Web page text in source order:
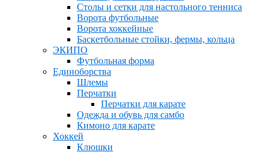
Столы и сетки для настольного тенниса
Ворота футбольные
Ворота хоккейные
Баскетбольные стойки, фермы, кольца
ЭКИПО
Футбольная форма
Единоборства
Шлемы
Перчатки
Перчатки для карате
Одежда и обувь для самбо
Кимоно для карате
Хоккей
Клюшки